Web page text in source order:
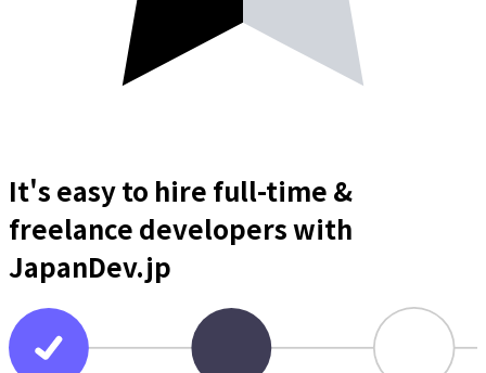
It's easy to hire full-time &
freelance developerswith
JapanDev.jp